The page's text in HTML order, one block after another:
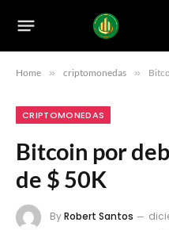
Home » criptomonedas »
CRIPTOMONEDAS
Bitcoin por
de $ 50K
ByRobert Santos